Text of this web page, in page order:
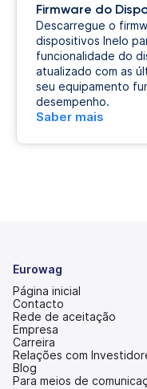
Firmware do
Descarregue o
dispositivos Inelo
funcionalidade do
atualizado com as
seu equipamento
desempenho.
Saber mais
Eurowag
Página inicial
Contacto
Rede de aceitação
Empresa
Carreira
Relações com
(abre
num
Blog
Para meios de